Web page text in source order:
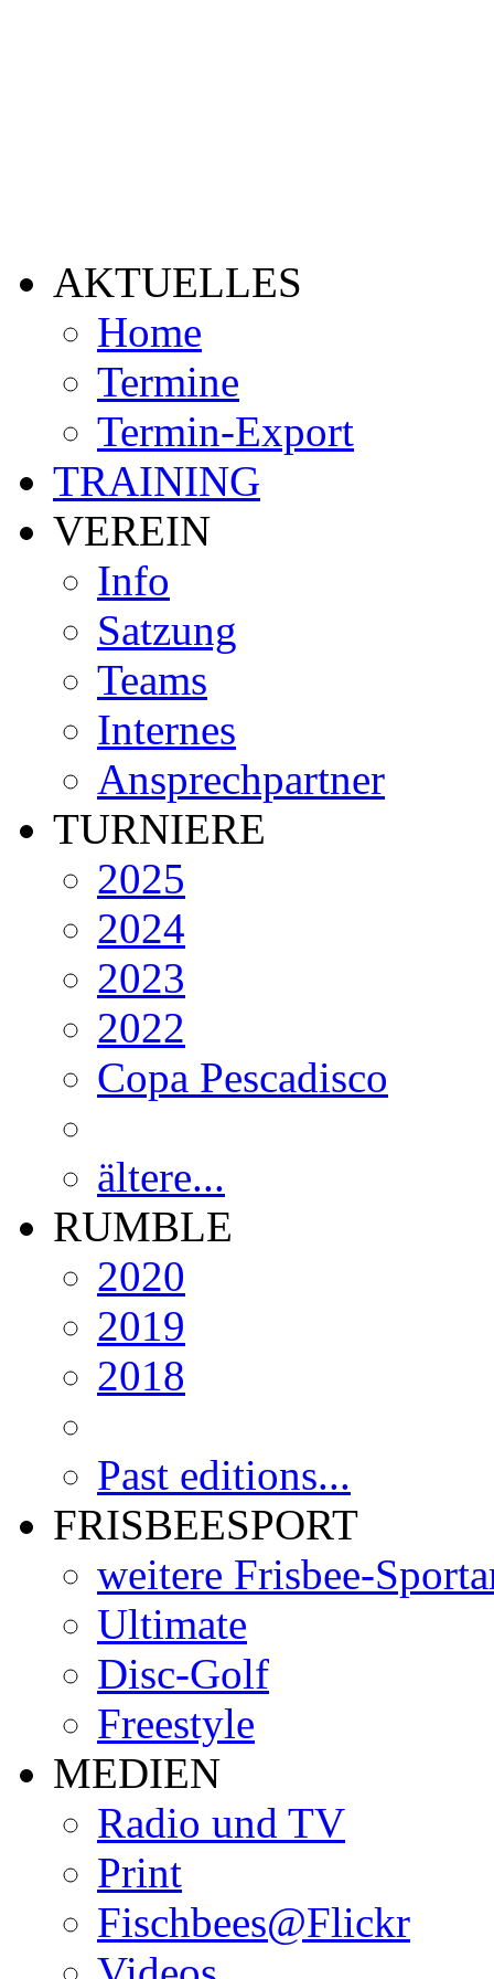
TRAINING
VEREIN
Info
Satzung
Teams
Internes
Ansprechpartner
TURNIERE
2025
2024
2023
2022
Copa Pescadisco
ältere...
RUMBLE
2020
2018
Past editions...
FRISBEESPORT
weitere Frisbee-
Disc-Golf
Freestyle
MEDIEN
Radio und TV
Print
Fischbees@Flickr
Videos
Links
Layout Test
Kontakt